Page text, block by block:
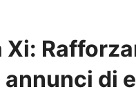
annunci di